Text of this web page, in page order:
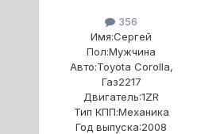
356
Имя:Сергей
Пол:Мужчина
Авто:Toyota Corolla,
Газ2217
Двигатель:1ZR
Тип КПП:Механика
Год выпуска:2008